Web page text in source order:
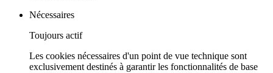
Nécessaires
Toujours actif
Les cookies nécessaires d'un point de vue technique sont
exclusivement destinés à garantir les fonctionnalités de base